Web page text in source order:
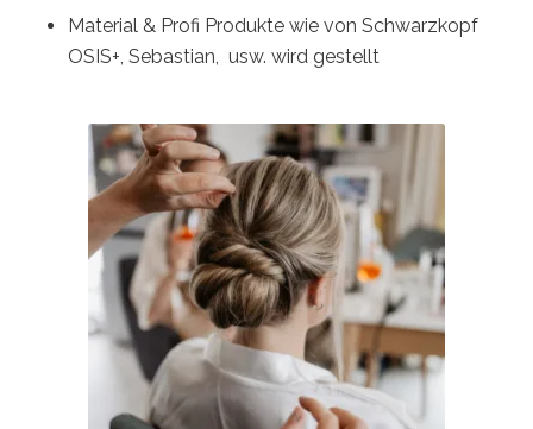
Material & Profi Produkte wie von Schwarzkopf
OSIS+, Sebastian, usw. wird gestellt